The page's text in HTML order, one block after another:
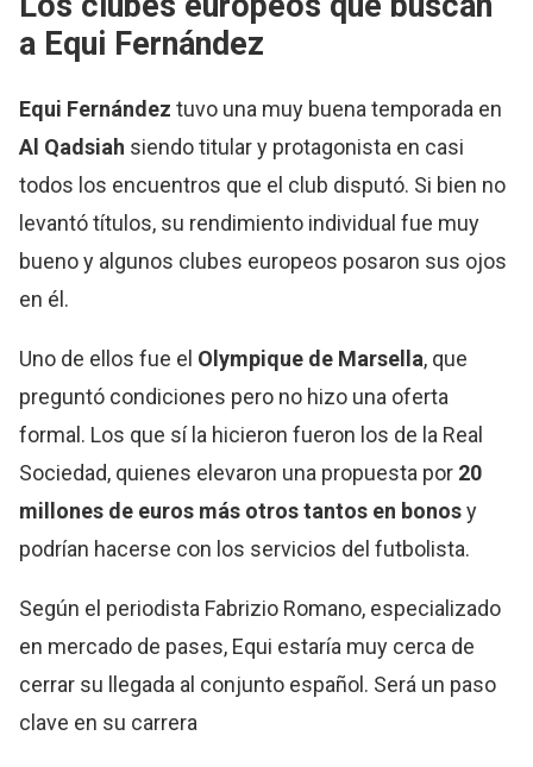
a Equi Fernández
Equi Fernándeztuvo una muy buena temporada en
Al Qadsiah siendo titular y protagonista en casi
todos los encuentros que el club disputó. Si bien no
levantó títulos, su rendimiento individual fue muy
bueno y algunos clubes europeos posaron sus ojos
en él.
Uno de ellos fue el Olympique de Marsella, que
preguntó condiciones pero no hizo una oferta
formal. Los que sí la hicieron fueron los de la Real
Sociedad, quienes elevaron una propuesta por 20
millones de euros más otros tantos en bonosy
podrían hacerse con los servicios del futbolista.
Según el periodista Fabrizio Romano, especializado
en mercado de pases, Equi estaría muy cerca de
cerrar su llegada al conjunto español. Será un paso
clave en su carrera